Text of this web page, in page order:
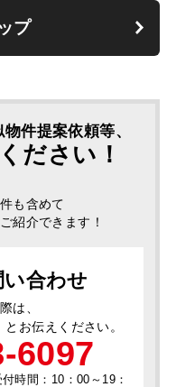
プ
件提案依頼等、
ださい！
も含めて
紹介できます！
合わせ
は、
とお伝えください。
6097
時間：10：00～19：